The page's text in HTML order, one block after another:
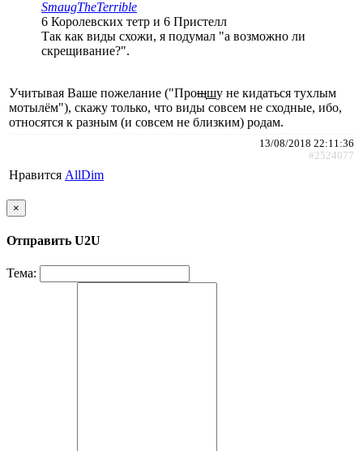
SmaugTheTerrible
6 Королевских тетр и 6 Пристелл
Так как виды схожи, я подумал "а возможно ли
скрещивание?".
Учитывая Ваше пожелание ("Прощшу не кидаться тухлым
мотылём"), скажу только, что виды совсем не сходные, ибо,
относятся к разным (и совсем не близким) родам.
13/08/2018 22:11:36
#2524077
Нравится AllDim
×
Отправить U2U
Тема: